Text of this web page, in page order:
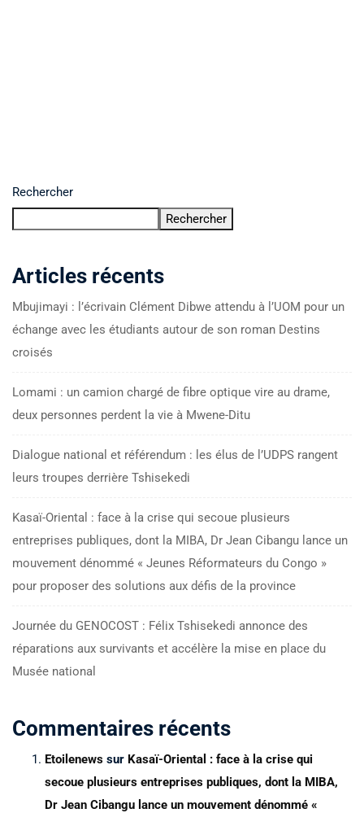
Rechercher
Rechercher
Articles récents
Mbujimayi : l’écrivain Clément Dibwe attendu à l’UOM pour un
échange avec les étudiants autour de son roman Destins
croisés
Lomami : un camion chargé de fibre optique vire au drame,
deux personnes perdent la vie à Mwene-Ditu
Dialogue national et référendum : les élus de l’UDPS rangent
leurs troupes derrière Tshisekedi
Kasaï-Oriental : face à la crise qui secoue plusieurs
entreprises publiques, dont la MIBA, Dr Jean Cibangu lance un
mouvement dénommé « Jeunes Réformateurs du Congo »
pour proposer des solutions aux défis de la province
Journée du GENOCOST : Félix Tshisekedi annonce des
réparations aux survivants et accélère la mise en place du
Musée national
Commentaires récents
Etoilenews sur Kasaï-Oriental : face à la crise qui
secoue plusieurs entreprises publiques, dont la MIBA,
Dr Jean Cibangu lance un mouvement dénommé «